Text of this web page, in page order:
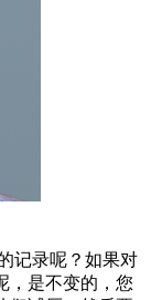
记录呢？如果对
，是不变的，您